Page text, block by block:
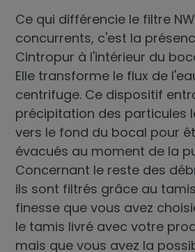
Ce qui différencie le filtre
concurrents, c'est la
Cintropur à l'intérieur du
Elle transforme le flux de
centrifuge. Ce dispositif
précipitation des particules
vers le fond du bocal pour
évacués au moment de la
Concernant le reste des
ils sont filtrés grâce au
finesse que vous avez
le tamis livré avec votre
mais que vous avez la